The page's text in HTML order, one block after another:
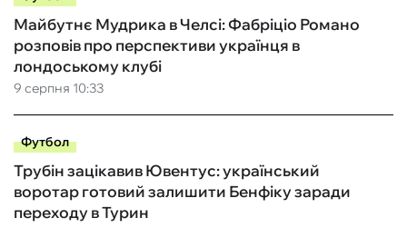
9 серпня 10:33
Майбутнє Мудрика в Челсі: Фабріціо Романо
розповів про перспективи українця в
лондоському клубі
Футбол
Трубін зацікавив Ювентус: український
воротар готовий залишити Бенфіку заради
переходу в Турин